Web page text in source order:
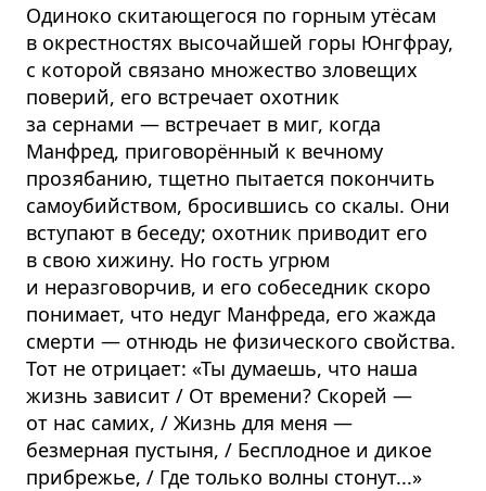
Одиноко скитающегося по горным утёсам
в окрестностях высочайшей горы Юнгфрау,
с которой связано множество зловещих
поверий, его встречает охотник
за сернами — встречает в миг, когда
Манфред, приговорённый к вечному
прозябанию, тщетно пытается покончить
самоубийством, бросившись со скалы. Они
вступают в беседу; охотник приводит его
в свою хижину. Но гость угрюм
и неразговорчив, и его собеседник скоро
понимает, что недуг Манфреда, его жажда
смерти — отнюдь не физического свойства.
Тот не отрицает: «Ты думаешь, что наша
жизнь зависит / От времени? Скорей —
от нас самих, / Жизнь для меня —
безмерная пустыня, / Бесплодное и дикое
прибрежье, / Где только волны стонут...»